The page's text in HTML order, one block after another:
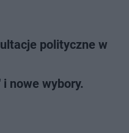
polityczne w
nowe wybory.